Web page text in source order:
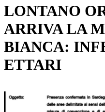
LONTANO
ARRIVA LA
BIANCA:
ETTARI